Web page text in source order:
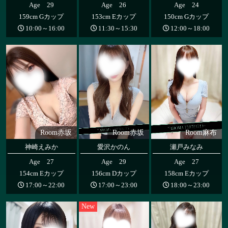
Age 29
159cm Gカップ
10:00～16:00
Age 26
153cm Eカップ
11:30～15:30
Age 24
150cm Gカップ
12:00～18:00
Room赤坂
神崎えみか
Age 27
154cm Eカップ
17:00～22:00
Room赤坂
愛沢かのん
Age 29
156cm Dカップ
17:00～23:00
Room麻布
瀬戸みなみ
Age 27
158cm Eカップ
18:00～23:00
New